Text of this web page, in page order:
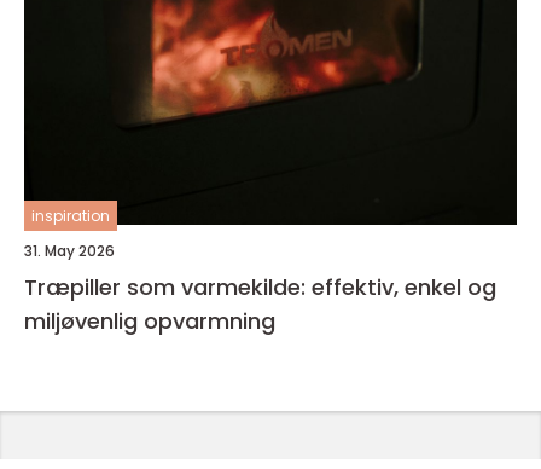
inspiration
31. May 2026
Træpiller som varmekilde: effektiv, enkel og
miljøvenlig opvarmning